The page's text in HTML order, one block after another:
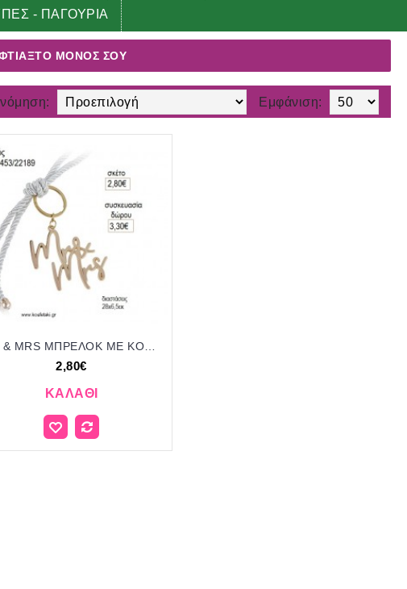
- ΠΑΓΟΥΡΙΑ
σου
ΜΌΝΟΣ ΣΟΥ
Εμφάνιση:
2,80€
ΚΑΛΆΘΙ